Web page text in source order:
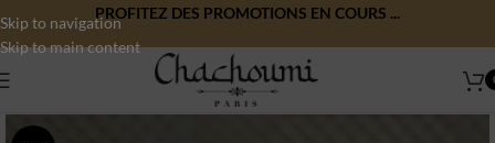
Skip to navigation
Skip to main content
PROFITEZ DES PROMOTIONS EN COURS ...